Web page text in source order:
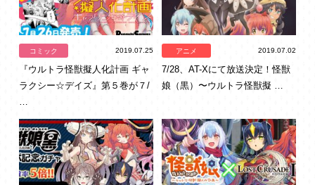
コミック 2019.07.25
『ウルトラ怪獣擬人化計画 ギャ
ラクシー☆デイズ』第５巻が７/
…
アニメ 2019.07.02
7/28、AT-Xにて放送決定！怪獣
娘（黒）〜ウルトラ怪獣擬 …